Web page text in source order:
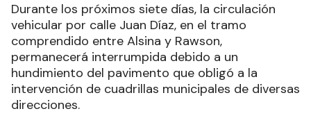
Durante los próximos siete días, la circulación
vehicular por calle Juan Díaz, en el tramo
comprendido entre Alsina y Rawson,
permanecerá interrumpida debido a un
hundimiento del pavimento que obligó a la
intervención de cuadrillas municipales de diversas
direcciones.